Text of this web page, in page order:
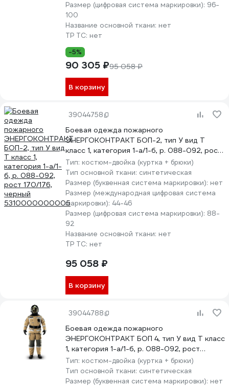
Размер (цифровая система маркировки): 96-
100
Название основной ткани: нет
ТР ТС: нет
-5%
90 305 ₽95 058 ₽
В корзину
39044758
Боевая одежда пожарного
ЭНЕРГОКОНТРАКТ БОП-2, тип У вид Т
класс 1, категория 1-а/1-б, р. 088-092, рост
170/176, черный 5310000000005
Тип: костюм-двойка (куртка + брюки)
Тип основной ткани: синтетическая
Размер (буквенная система маркировки): нет
Размер (международная цифровая система
маркировки): 44-46
Размер (цифровая система маркировки): 88-
92
Название основной ткани: нет
ТР ТС: нет
95 058 ₽
В корзину
39044788
Боевая одежда пожарного
ЭНЕРГОКОНТРАКТ БОП 4, тип У вид Т класс
1, категория 1-а/1-б, р. 088-092, рост
182/188, серый/желтый 5310000000166
Тип: костюм-двойка (куртка + брюки)
Тип основной ткани: синтетическая
Размер (буквенная система маркировки): нет